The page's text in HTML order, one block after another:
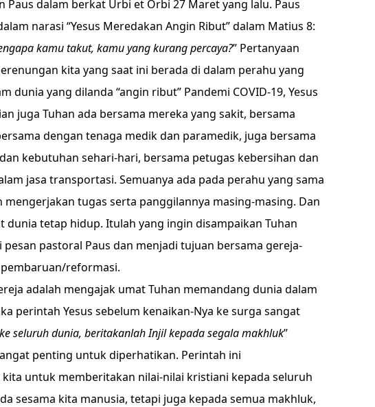
Paus dalam berkat Urbi et Orbi 27 Maret yang lalu. Paus
narasi “Yesus Meredakan Angin Ribut” dalam Matius 8:
kamu takut, kamu yang kurang percaya?” Pertanyaan
kita yang saat ini berada di dalam perahu yang
dunia yang dilanda “angin ribut” Pandemi COVID-19, Yesus
juga Tuhan ada bersama mereka yang sakit, bersama
dengan tenaga medik dan paramedik, juga bersama
kebutuhan sehari-hari, bersama petugas kebersihan dan
jasa transportasi. Semuanya ada pada perahu yang sama
mengerjakan tugas serta panggilannya masing-masing. Dan
dunia tetap hidup. Itulah yang ingin disampaikan Tuhan
pesan pastoral Paus dan menjadi tujuan bersama gereja-
reformasi.
adalah mengajak umat Tuhan memandang dunia dalam
perintah Yesus sebelum kenaikan-Nya ke surga sangat
seluruh dunia, beritakanlah Injil kepada segala makhluk”
penting untuk diperhatikan. Perintah ini
untuk memberitakan nilai-nilai kristiani kepada seluruh
sesama kita manusia, tetapi juga kepada semua makhluk,